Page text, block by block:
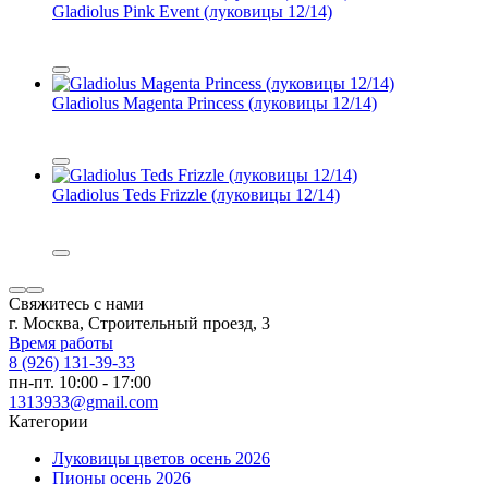
Gladiolus Pink Event (луковицы 12/14)
Gladiolus Magenta Princess (луковицы 12/14)
Gladiolus Teds Frizzle (луковицы 12/14)
Свяжитесь с нами
г. Москва, Строительный проезд, 3
Время работы
8 (926) 131-39-33
пн-пт. 10:00 - 17:00
1313933@gmail.com
Категории
Луковицы цветов осень 2026
Пионы осень 2026